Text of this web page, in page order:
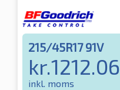
215/45R17 91V
kr.1212.06
inkl. moms